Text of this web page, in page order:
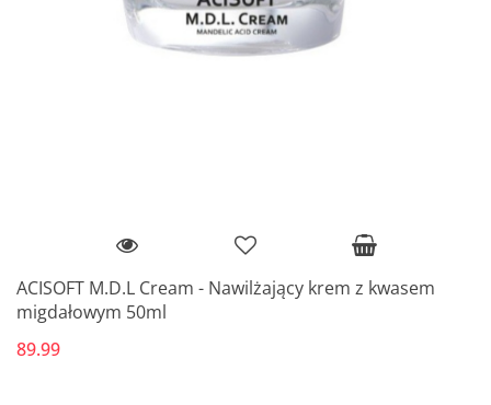
ACISOFT M.D.L Cream - Nawilżający krem z kwasem
migdałowym 50ml
89.99